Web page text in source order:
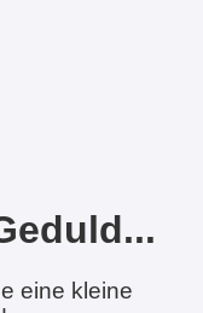
eine kleine